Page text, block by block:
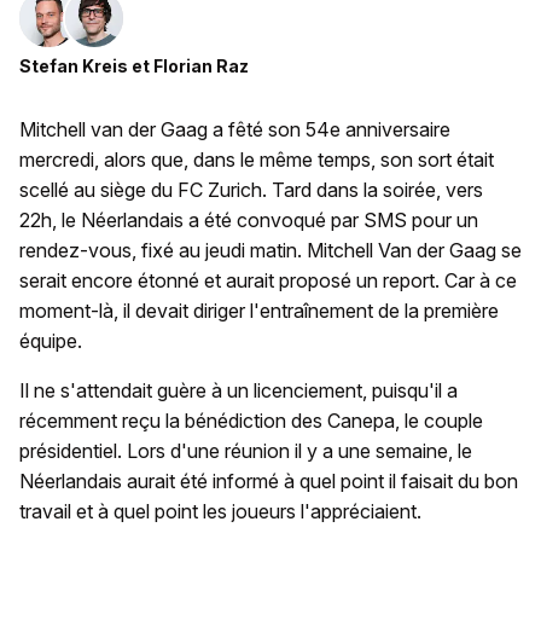
Stefan Kreis et Florian Raz
Mitchell van der Gaag a fêté son 54e anniversaire
mercredi, alors que, dans le même temps, son sort était
scellé au siège du FC Zurich. Tard dans la soirée, vers
22h, le Néerlandais a été convoqué par SMS pour un
rendez-vous, fixé au jeudi matin. Mitchell Van der Gaag se
serait encore étonné et aurait proposé un report. Car à ce
moment-là, il devait diriger l'entraînement de la première
équipe.
Il ne s'attendait guère à un licenciement, puisqu'il a
récemment reçu la bénédiction des Canepa, le couple
présidentiel. Lors d'une réunion il y a une semaine, le
Néerlandais aurait été informé à quel point il faisait du bon
travail et à quel point les joueurs l'appréciaient.